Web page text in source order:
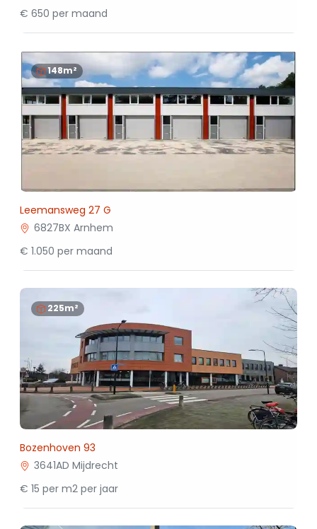
€ 650 per maand
148m²
Leemansweg 27 G
6827BX Arnhem
€ 1.050 per maand
225m²
Bozenhoven 93
3641AD Mijdrecht
€ 15 per m2 per jaar